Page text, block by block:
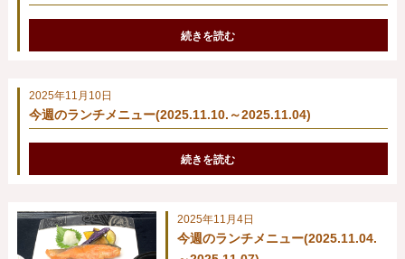
続きを読む
2025年11月10日
今週のランチメニュー(2025.11.10.～2025.11.04)
続きを読む
2025年11月4日
今週のランチメニュー(2025.11.04.